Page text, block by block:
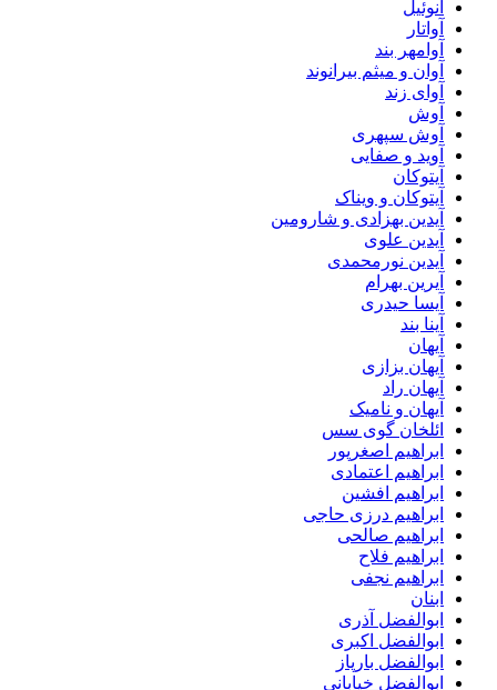
آنوئیل
آواتار
آوامهر بند
آوان و میثم بیرانوند
آوای زند
آوش
آوش سپهری
آوید و صفایی
آیتوکان
آیتوکان و ویناک
آیدین بهزادی و شارومین
آیدین علوی
آیدین نورمحمدی
آیرین بهرام
آیسا حیدری
آینا بند
آیهان
آیهان بزازی
آیهان راد
آیهان و نامیک
ائلخان گوی سس
ابراهیم اصغرپور
ابراهیم اعتمادی
ابراهیم افشین
ابراهیم درزی حاجی
ابراهیم صالحی
ابراهیم فلاح
ابراهیم نجفی
ابنان
ابوالفضل آذری
ابوالفضل اکبری
ابوالفضل بارپاز
ابوالفضل خیابانی